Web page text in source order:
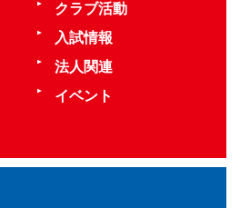
クラブ活動
入試情報
法人関連
イベント